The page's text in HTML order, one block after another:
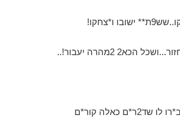
ו*צחקו!
הכא2 2מהרה יעבור!..